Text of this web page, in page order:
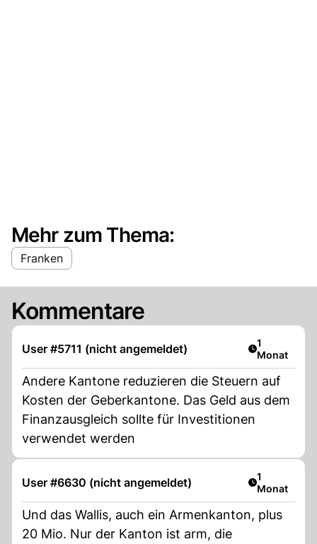
Mehr zum Thema:
Franken
Kommentare
User #5711 (nicht angemeldet) Artikel
1
Monat
Andere Kantone reduzieren die Steuern auf
Kosten der Geberkantone. Das Geld aus dem
Finanzausgleich sollte für Investitionen
verwendet werden
User #6630 (nicht angemeldet) Artikel
1
Monat
Und das Wallis, auch ein Armenkanton, plus
20 Mio. Nur der Kanton ist arm, die